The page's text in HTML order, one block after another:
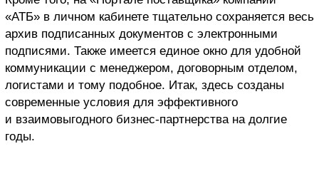
«АТБ» в личном кабинете тщательно сохраняется весь
архив подписанных документов с электронными
подписями. Также имеется единое окно для удобной
коммуникации с менеджером, договорным отделом,
логистами и тому подобное. Итак, здесь созданы
современные условия для эффективного
и взаимовыгодного бизнес-партнерства на долгие
годы.